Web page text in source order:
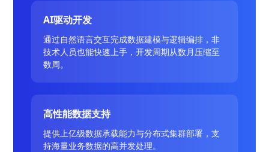
AI驱动开发
通过自然语言交互完成数据建模与逻辑编排，非
技术人员也能快速上手，开发周期从数月压缩至
数周。
高性能数据支持
提供上亿级数据承载能力与分布式集群部署，支
持海量业务数据的高并发处理。